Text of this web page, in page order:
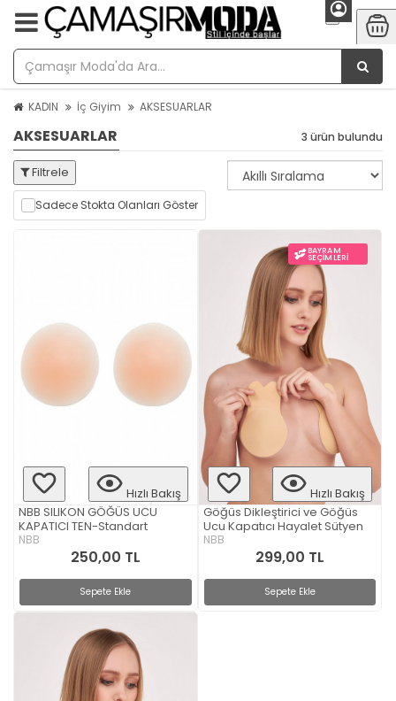
KADIN İç Giyim AKSESUARLAR
AKSESUARLAR 3 ürün bulundu
Filtrele
Sadece Stokta Olanları Göster
Hızlı Bakış
NBB SILIKON GÖĞÜS UCU
KAPATICI TEN-Standart
NBB
250,00 TL
Sepete Ekle
BAYRAM
SEÇIMLERI
Hızlı Bakış
Göğüs Dikleştirici ve Göğüs
Ucu Kapatıcı Hayalet Sütyen
NBB
299,00 TL
Sepete Ekle